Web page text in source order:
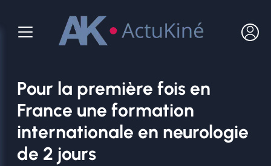
contenu
Pour la première fois en
France une formation
internationale en neurologie
de 2 jours